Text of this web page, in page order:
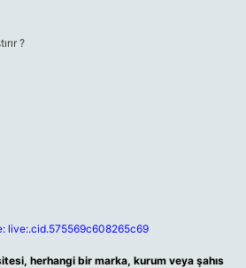
?
live:.cid.575569c608265c69
herhangi bir marka, kurum veya şahıs